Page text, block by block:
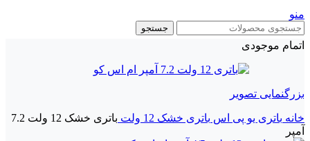
منو
جستجو
اتمام موجودی
بزرگنمایی تصویر
خانه باتری یو پی اس باتری خشک 12 ولت
باتری خشک 12 ولت 7.2
آمپر